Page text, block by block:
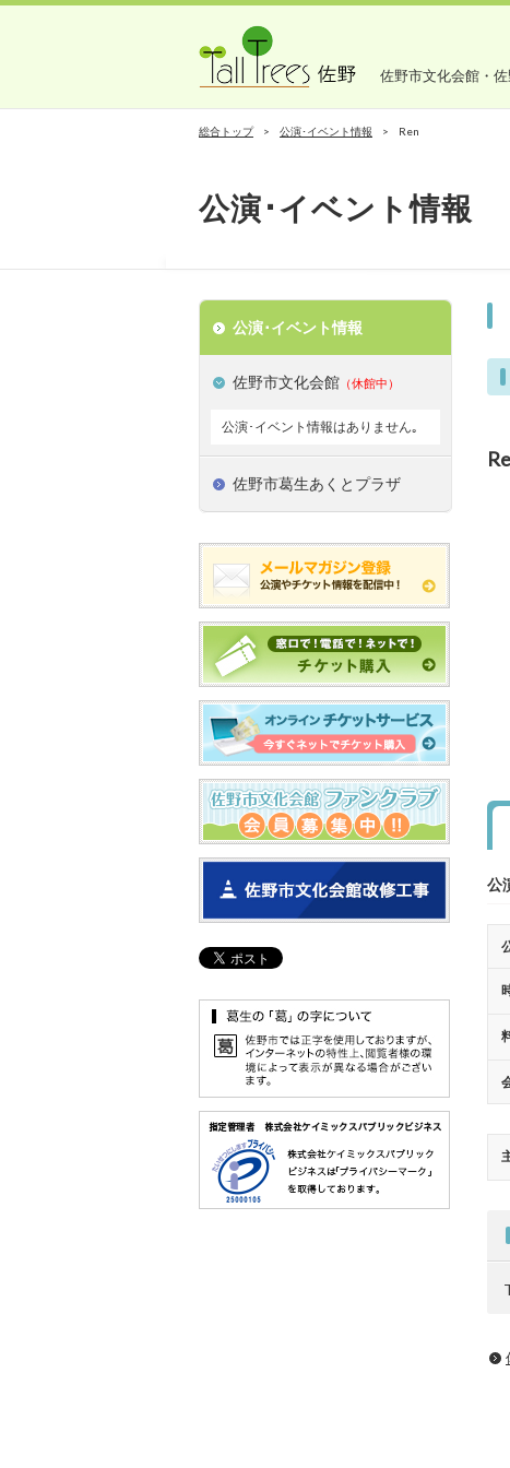
佐野市文化会館・
総合トップ 公演･イベント情報 Ren
公演･イベント情報
公
公演･イベント情報
佐野市文化会館 （休館中）
公演･イベント情報はありません｡
佐野市葛生あくとプラザ